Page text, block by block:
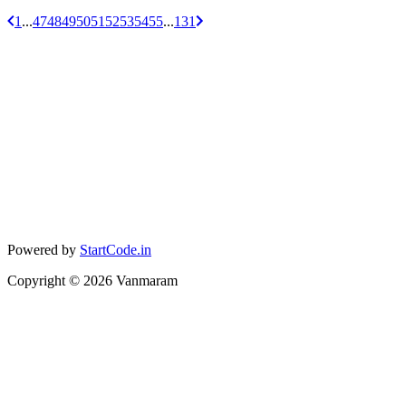
1 ...4748495051 52535455...131
Powered by StartCode.in
Copyright © 2026 Vanmaram